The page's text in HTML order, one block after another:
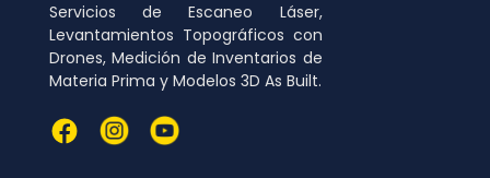
Servicios de Escaneo Láser,
Levantamientos Topográficos con
Drones, Medición de Inventarios de
Materia Prima y Modelos 3D As Built.